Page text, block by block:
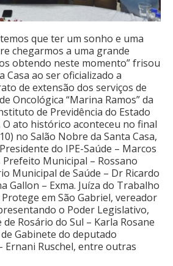
que ter um sonho e uma
chegarmos a uma grande
obtendo neste momento” frisou
Casa ao ser oficializado a
de extensão dos serviços de
Oncológica “Marina Ramos” da
de Previdência do Estado
O ato histórico aconteceu no final
no Salão Nobre da Santa Casa,
do IPE-Saúde – Marcos
Prefeito Municipal – Rossano
Municipal de Saúde – Dr Ricardo
Gallon – Exma. Juíza do Trabalho
em São Gabriel, vereador
o Poder Legislativo,
Rosário do Sul – Karla Rosane
Gabinete do deputado
Ernani Ruschel, entre outras